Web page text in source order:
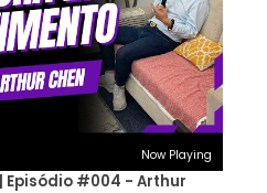
Now Playing
Episódio #004 - Arthur